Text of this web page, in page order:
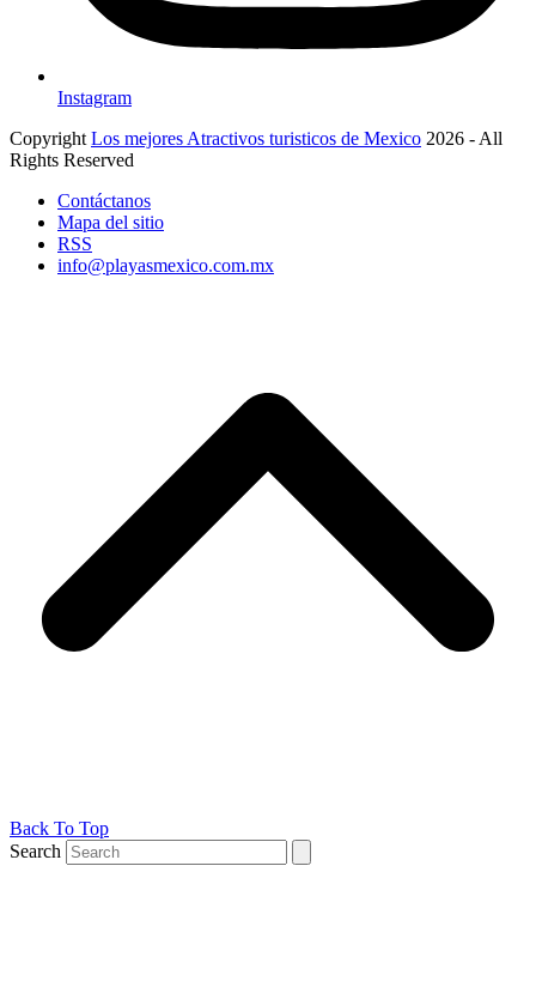
Instagram
Copyright Los mejores Atractivos turisticos de Mexico 2026 - All
Rights Reserved
Contáctanos
Mapa del sitio
RSS
info@playasmexico.com.mx
Back To Top
Search